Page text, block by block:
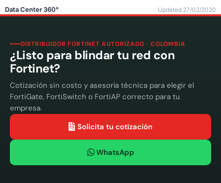
Data Center 360° Updated 27/02/2020
DISTRIBUIDOR FORTINET AUTORIZADO · COLOMBIA
¿Listo para blindar tu red con
Fortinet?
Cotización sin costo y asesoría técnica para elegir el
FortiGate, FortiSwitch o FortiAP correcto para tu
empresa.
Solicita tu cotización
WhatsApp